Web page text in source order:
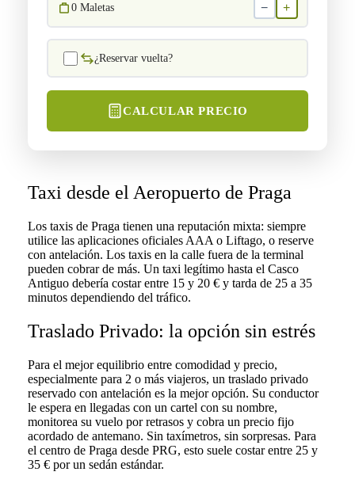
0 Maletas − +
¿Reservar vuelta?
CALCULAR PRECIO
Taxi desde el Aeropuerto de Praga
Los taxis de Praga tienen una reputación mixta: siempre
utilice las aplicaciones oficiales AAA o Liftago, o reserve
con antelación. Los taxis en la calle fuera de la terminal
pueden cobrar de más. Un taxi legítimo hasta el Casco
Antiguo debería costar entre 15 y 20 € y tarda de 25 a 35
minutos dependiendo del tráfico.
Traslado Privado: la opción sin estrés
Para el mejor equilibrio entre comodidad y precio,
especialmente para 2 o más viajeros, un traslado privado
reservado con antelación es la mejor opción. Su conductor
le espera en llegadas con un cartel con su nombre,
monitorea su vuelo por retrasos y cobra un precio fijo
acordado de antemano. Sin taxímetros, sin sorpresas. Para
el centro de Praga desde PRG, esto suele costar entre 25 y
35 € por un sedán estándar.